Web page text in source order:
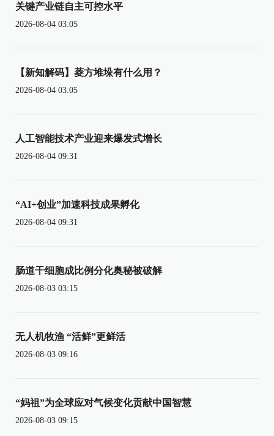
关键产业链自主可控水平
2026-08-04 03:05
【新知解码】菱方堆垛有什么用？
2026-08-04 03:05
人工智能技术产业迎来爆发式增长
2026-08-04 09:31
“AI+创业”加速科技成果孵化
2026-08-04 09:31
肠道干细胞成比例分化奥秘被破解
2026-08-03 03:15
无人机牧渔 “活鲜”更鲜活
2026-08-03 09:16
“妈祖”为全球应对气候变化贡献中国智慧
2026-08-03 09:15